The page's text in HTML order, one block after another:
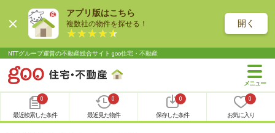
アプリ版はこちら
複数社の物件を探せる！ 開く
NTTグループ運営の不動産総合サイト goo住宅・不動産
0
最近検索した条件
0
最近見た物件
0
保存した条件
0
お気に入り